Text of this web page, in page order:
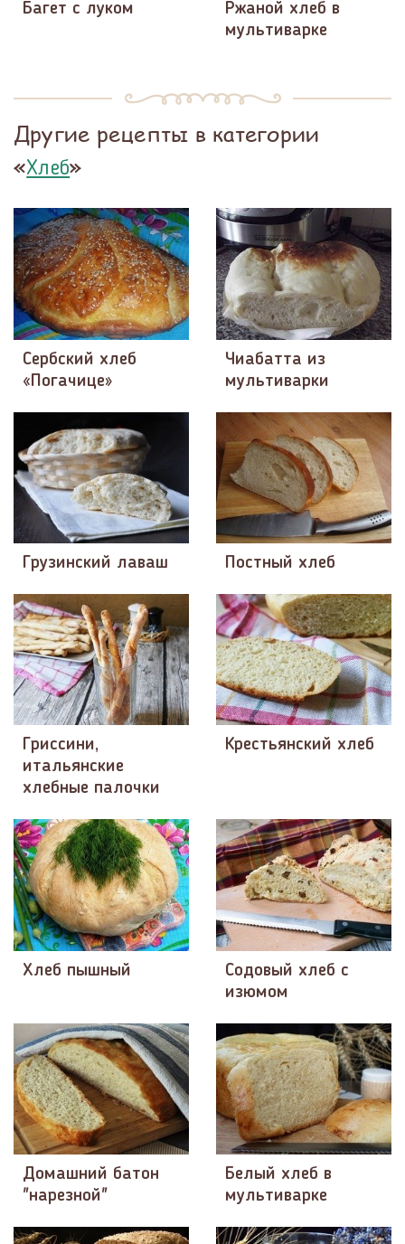
Багет с луком
Ржаной хлеб в
мультиварке
Другие рецепты в категории
«Хлеб»
Cербский хлеб
«Погачице»
Чиабатта из
мультиварки
Грузинский лаваш Постный хлеб
Гриссини,
итальянские
хлебные палочки
Крестьянский хлеб
Хлеб пышный
Содовый хлеб с
изюмом
Домашний батон
"нарезной"
Белый хлеб в
мультиварке